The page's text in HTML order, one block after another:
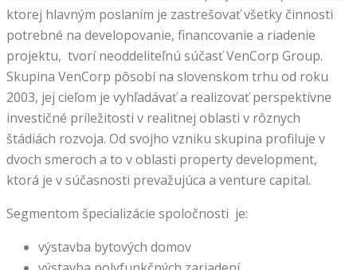
ktorej hlavným poslaním je zastrešovať všetky činnosti
potrebné na developovanie, financovanie a riadenie
projektu, tvorí neoddeliteľnú súčasť VenCorp Group.
Skupina VenCorp pôsobí na slovenskom trhu od roku
2003, jej cieľom je vyhľadávať a realizovať perspektívne
investičné príležitosti v realitnej oblasti v rôznych
štádiách rozvoja. Od svojho vzniku skupina profiluje v
dvoch smeroch a to v oblasti property development,
ktorá je v súčasnosti prevažujúca a venture capital.
Segmentom špecializácie spoločnosti je:
výstavba bytových domov